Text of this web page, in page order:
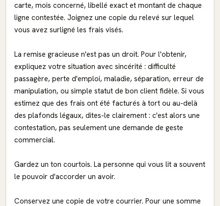
carte, mois concerné, libellé exact et montant de chaque
ligne contestée. Joignez une copie du relevé sur lequel
vous avez surligné les frais visés.
La remise gracieuse n'est pas un droit. Pour l'obtenir,
expliquez votre situation avec sincérité : difficulté
passagère, perte d'emploi, maladie, séparation, erreur de
manipulation, ou simple statut de bon client fidèle. Si vous
estimez que des frais ont été facturés à tort ou au-delà
des plafonds légaux, dites-le clairement : c'est alors une
contestation, pas seulement une demande de geste
commercial.
Gardez un ton courtois. La personne qui vous lit a souvent
le pouvoir d'accorder un avoir.
Conservez une copie de votre courrier. Pour une somme